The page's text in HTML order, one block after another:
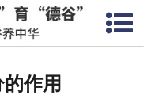
网站首页
作用